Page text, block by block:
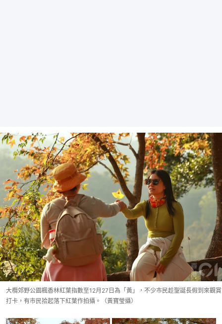
大欖郊野公園楓香林紅葉指數至12月27日為「黃」，不少市民趁聖誕長假到來觀賞
打卡，有市民拾起落下紅葉作拍攝。（黃寶瑩攝）